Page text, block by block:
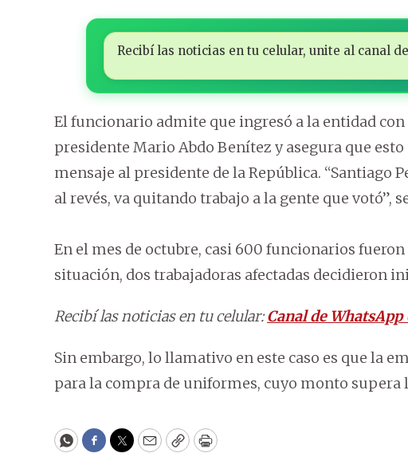
Recibí las noticias en tu celular, unite al canal
El funcionario admite que ingresó a la entidad
presidente Mario Abdo Benítez y asegura que
mensaje al presidente de la República. “Santiago
al revés, va quitando trabajo a la gente que votó”,
En el mes de octubre, casi 600 funcionarios
situación, dos trabajadoras afectadas decidieron
Recibí las noticias en tu celular:Canal de
Sin embargo, lo llamativo en este caso es que la
para la compra de uniformes, cuyo monto supera
WhatsApp
Facebook
Twitter
EmailCopyPrint